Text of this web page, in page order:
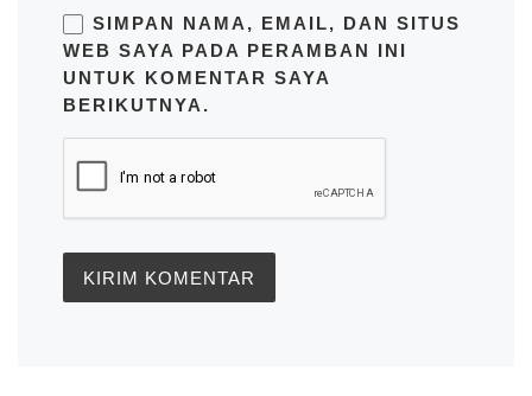
SIMPAN NAMA, EMAIL, DAN SITUS
WEB SAYA PADA PERAMBAN INI
UNTUK KOMENTAR SAYA
BERIKUTNYA.